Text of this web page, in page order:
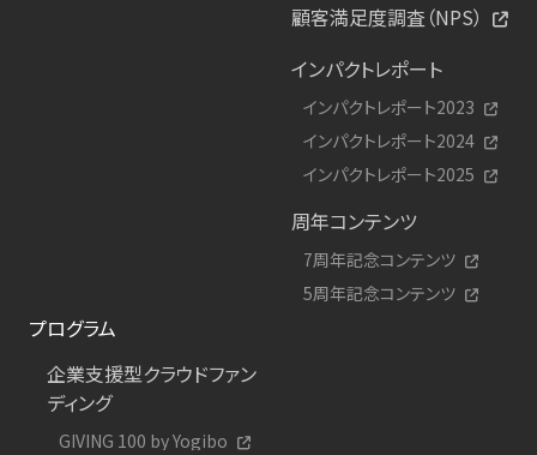
顧客満足度調査（NPS）
インパクトレポート
インパクトレポート2023
インパクトレポート2024
インパクトレポート2025
周年コンテンツ
7周年記念コンテンツ
5周年記念コンテンツ
プログラム
企業支援型クラウドファン
ディング
GIVING 100 by Yogibo